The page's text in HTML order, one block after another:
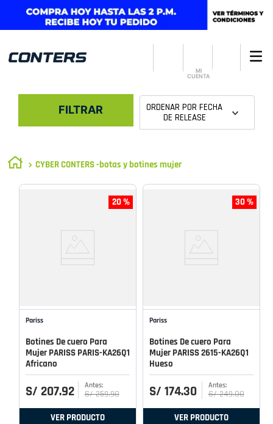
MI
CUENTA
FILTRAR ORDENAR POR FECHA
DE RELEASE
CYBER CONTERS -botas y botines mujer
20 %
Pariss
Botines De cuero Para
Mujer PARISS PARIS-KA26Q1
Africano
S/ 207.92 S/ 259.90
VER PRODUCTO
30 %
Pariss
Botines De cuero Para
Mujer PARISS 2615-KA26Q1
Hueso
S/ 174.30 S/ 249.00
VER PRODUCTO